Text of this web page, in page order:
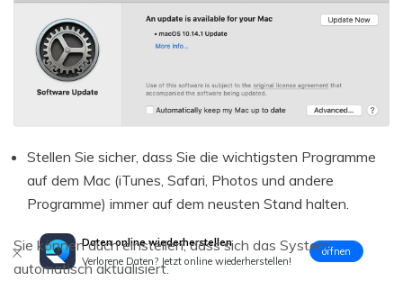
Stellen Sie sicher, dass Sie die wichtigsten Programme
auf dem Mac (iTunes, Safari, Photos und andere
Programme) immer auf dem neusten Stand halten.
Sie können auch einstellen, dass sich das System
automatisch aktualisiert.
Daten online wiederherstellen
Verlorene Daten? Jetzt online wiederherstellen!
öffnen